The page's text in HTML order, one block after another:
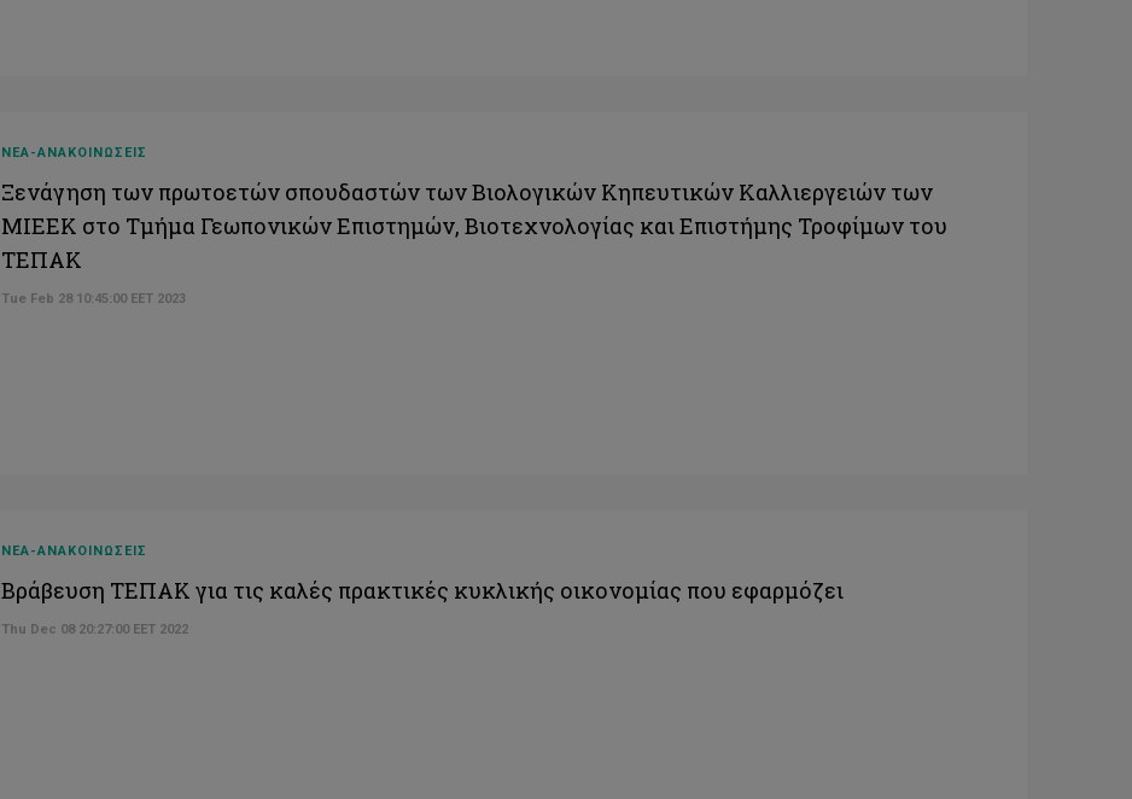
ΝΕΑ-ΑΝΑΚΟΙΝΩΣΕΙΣ
Ξενάγηση των πρωτοετών σπουδαστών των Βιολογικών Κηπευτικών Καλλιεργειών των
ΜΙΕΕΚ στο Τμήμα Γεωπονικών Επιστημών, Βιοτεχνολογίας και Επιστήμης Τροφίμων του
ΤΕΠΑΚ
Tue Feb 28 10:45:00 EET 2023
ΝΕΑ-ΑΝΑΚΟΙΝΩΣΕΙΣ
Βράβευση ΤΕΠΑΚ για τις καλές πρακτικές κυκλικής οικονομίας που εφαρμόζει
Thu Dec 08 20:27:00 EET 2022